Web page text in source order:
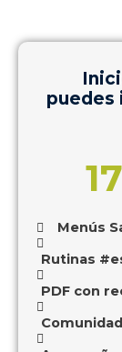
puedes
Menús
Rutinas
PDF con